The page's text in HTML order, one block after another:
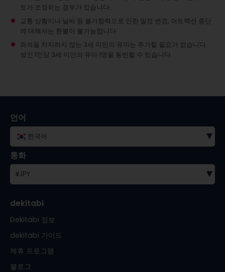
트가 조정되는 경우가 있습니다.
교통 상황이나 날씨 등 불가항력으로 인한 일정 변경, 어트랙션 중단
에 대해서는 환불이 불가능합니다.
좌석을 차지하지 않는 3세 미만의 유아는 추가할 필요가 없습니다.
성인 1인당 3세 미만의 유아 1명을 동반할 수 있습니다.
언어
한국어 ▾
통화
¥JPY ▾
dekitabi
Dekitabi 정보
dekitabi 가이드
제휴 프로그램
블로그